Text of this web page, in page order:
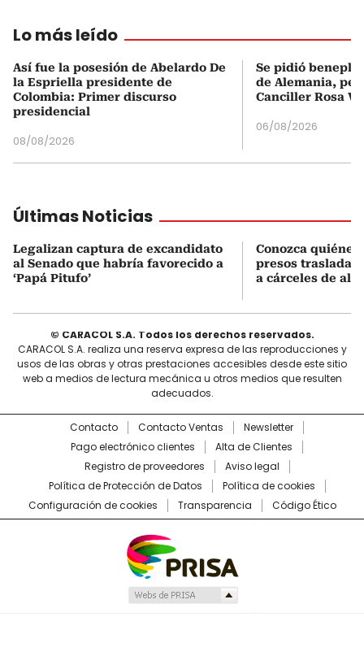
Lo más leído
Así fue la posesión de Abelardo De
la Espriella presidente de
Colombia: Primer discurso
presidencial
08/08/2026
Se pidió
de Alemania,
Canciller Rosa
06/08/2026
Últimas Noticias
Legalizan captura de excandidato
al Senado que habría favorecido a
‘Papá Pitufo’
Conozca quiénes
presos
a cárceles de
© CARACOL S.A. Todos los derechos reservados.
CARACOL S.A. realiza una reserva expresa de las reproducciones y
usos de las obras y otras prestaciones accesibles desde este sitio
web a medios de lectura mecánica u otros medios que resulten
adecuados.
Contacto Contacto Ventas
Newsletter
Pago electrónico clientes
Alta de Clientes
Registro de proveedores
Aviso legal
Política de Protección de Datos
Política de cookies
Configuración de cookies
Transparencia Código Ético